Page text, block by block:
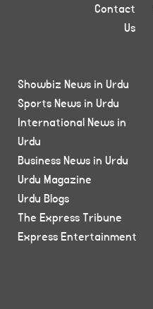
Contact
Us
Showbiz News in Urdu
Sports News in Urdu
International News in
Urdu
Business News in Urdu
Urdu Magazine
Urdu Blogs
The Express Tribune
Express Entertainment